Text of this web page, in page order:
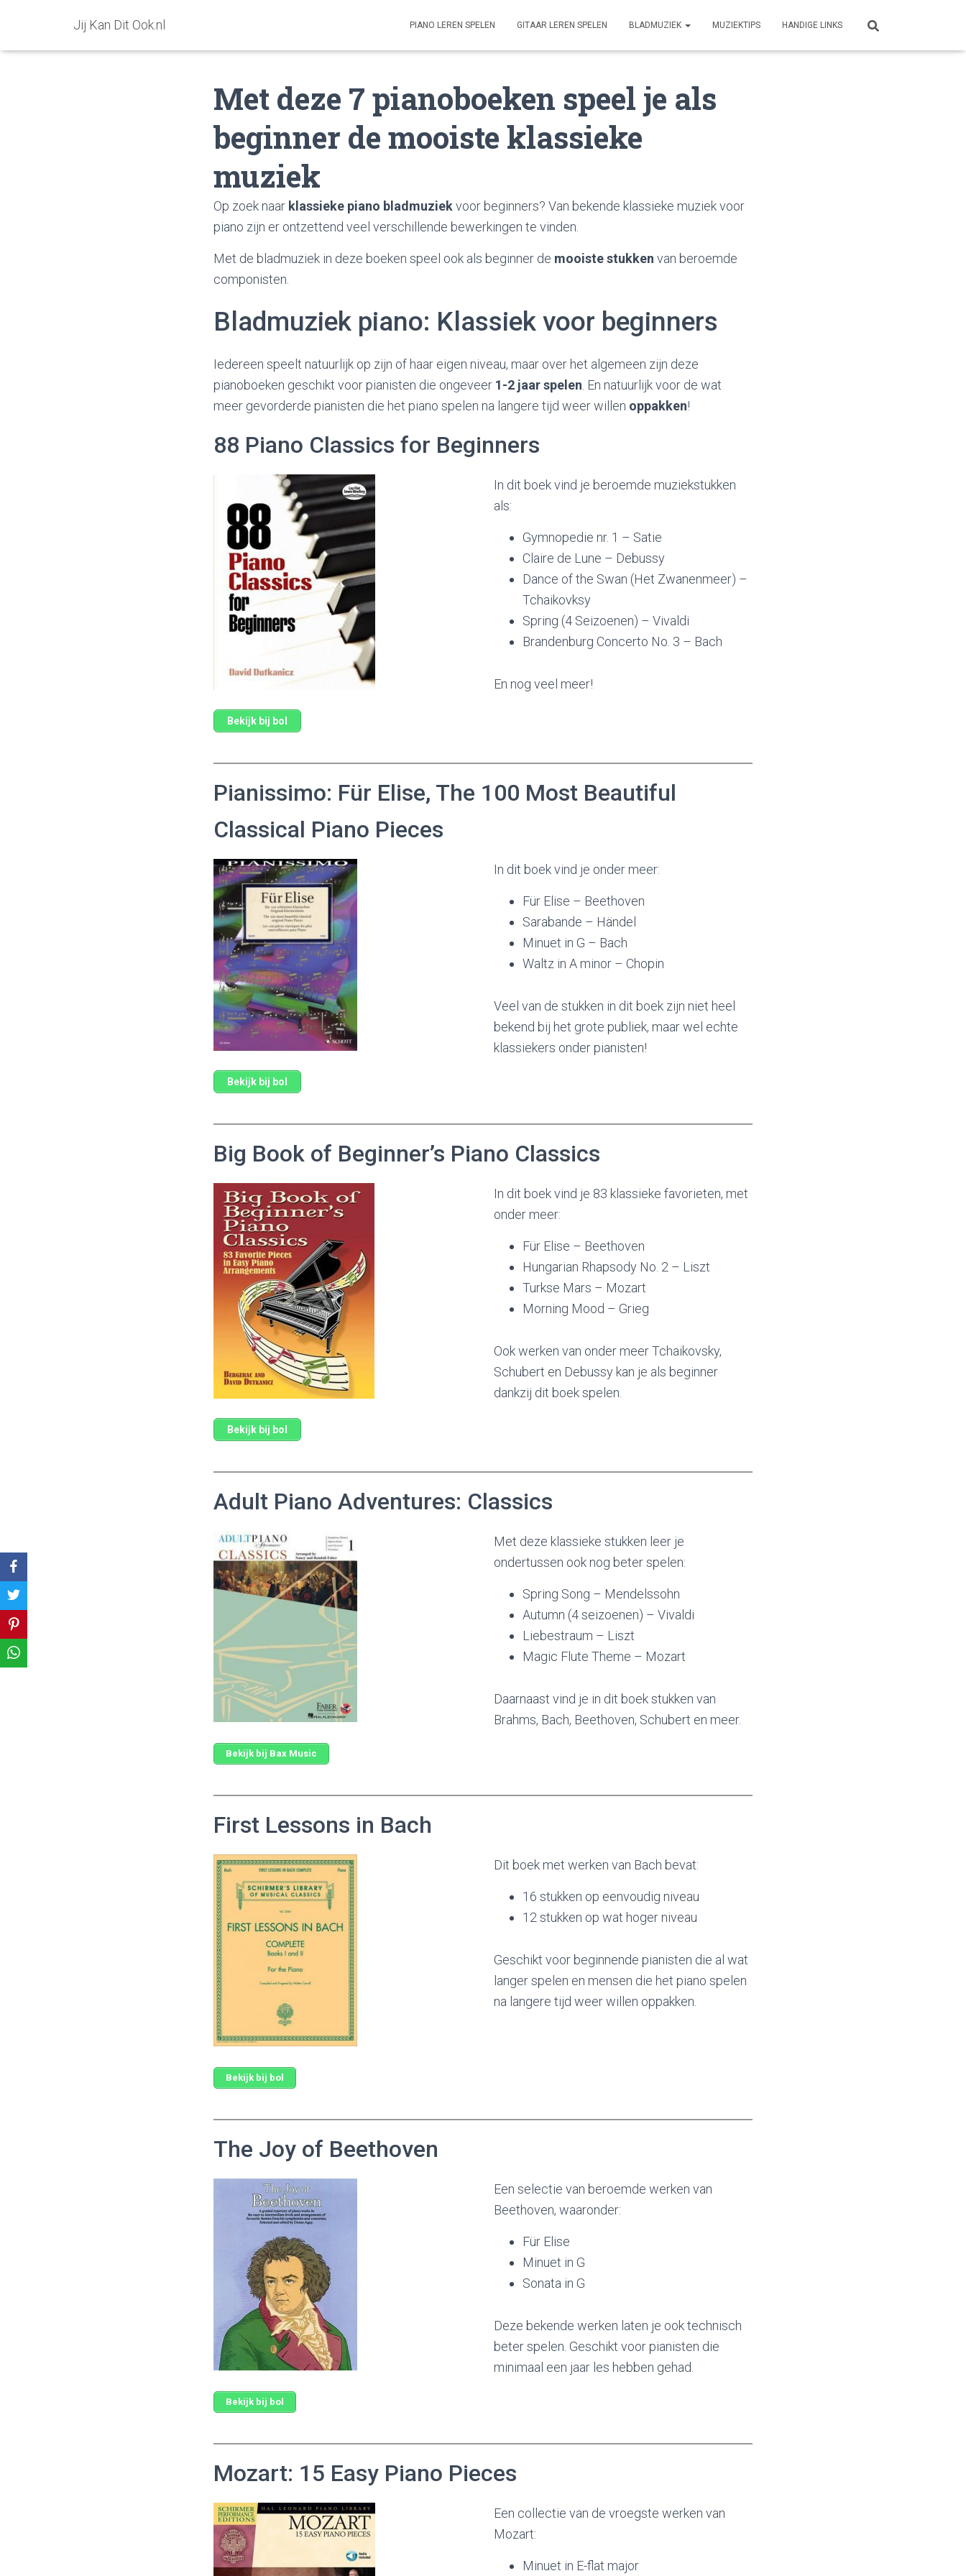
Jij Kan Dit Ook.nl PIANO LEREN SPELEN GITAAR LEREN SPELEN BLADMUZIEK MUZIEKTIPS HANDIGE LINKS
Met deze 7 pianoboeken speel je als
beginner de mooiste klassieke
muziek
Op zoek naar klassieke piano bladmuziekvoor beginners? Van bekende klassieke muziek voor
piano zijn er ontzettend veel verschillende bewerkingen te vinden.
Met de bladmuziek in deze boeken speel ook als beginner de mooiste stukken van beroemde
componisten.
Bladmuziek piano: Klassiek voor beginners
Iedereen speelt natuurlijk op zijn of haar eigen niveau, maar over het algemeen zijn deze
pianoboeken geschikt voor pianisten die ongeveer 1-2 jaar spelen . En natuurlijk voor de wat
meer gevorderde pianisten die het piano spelen na langere tijd weer willen oppakken!
88 Piano Classics for Beginners
Bekijk bij bol
In dit boek vind je beroemde muziekstukken
als:
Gymnopedie nr. 1 – Satie
Claire de Lune – Debussy
Dance of the Swan (Het Zwanenmeer) –
Tchaikovksy
Spring (4 Seizoenen) – Vivaldi
Brandenburg Concerto No. 3 – Bach
En nog veel meer!
Pianissimo: Für Elise, The 100 Most Beautiful
Classical Piano Pieces
Bekijk bij bol
In dit boek vind je onder meer:
Für Elise – Beethoven
Sarabande – Händel
Minuet in G – Bach
Waltz in A minor – Chopin
Veel van de stukken in dit boek zijn niet heel
bekend bij het grote publiek, maar wel echte
klassiekers onder pianisten!
Big Book of Beginner’s Piano Classics
Bekijk bij bol
In dit boek vind je 83 klassieke favorieten, met
onder meer:
Für Elise – Beethoven
Hungarian Rhapsody No. 2 – Liszt
Turkse Mars – Mozart
Morning Mood – Grieg
Ook werken van onder meer Tchaikovsky,
Schubert en Debussy kan je als beginner
dankzij dit boek spelen.
Adult Piano Adventures: Classics
Bekijk bij Bax Music
Met deze klassieke stukken leer je
ondertussen ook nog beter spelen:
Spring Song – Mendelssohn
Autumn (4 seizoenen) – Vivaldi
Liebestraum – Liszt
Magic Flute Theme – Mozart
Daarnaast vind je in dit boek stukken van
Brahms, Bach, Beethoven, Schubert en meer.
First Lessons in Bach
Bekijk bij bol
Dit boek met werken van Bach bevat:
16 stukken op eenvoudig niveau
12 stukken op wat hoger niveau
Geschikt voor beginnende pianisten die al wat
langer spelen en mensen die het piano spelen
na langere tijd weer willen oppakken.
The Joy of Beethoven
Bekijk bij bol
Een selectie van beroemde werken van
Beethoven, waaronder:
Für Elise
Minuet in G
Sonata in G
Deze bekende werken laten je ook technisch
beter spelen. Geschikt voor pianisten die
minimaal een jaar les hebben gehad.
Mozart: 15 Easy Piano Pieces
Een collectie van de vroegste werken van
Mozart:
Minuet in E-flat major